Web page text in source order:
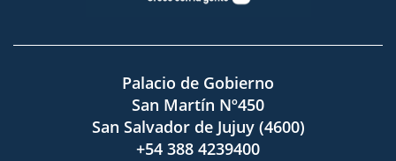
Palacio de Gobierno
San Martín Nº450
San Salvador de Jujuy (4600)
+54 388 4239400